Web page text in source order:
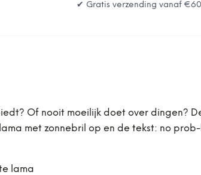
✔ Gratis verzending vanaf €60
Of nooit moeilijk doet over dingen?
met zonnebril op en de tekst: no
lama